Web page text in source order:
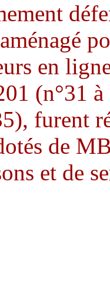
en
(n°31
furent
de
et de